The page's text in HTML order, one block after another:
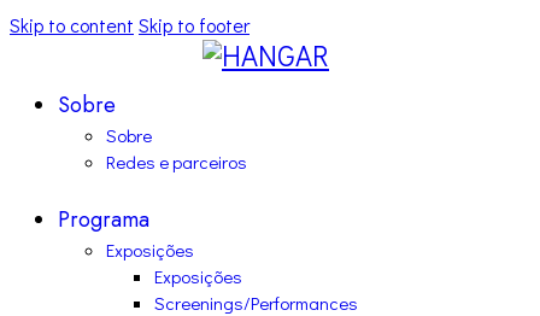
Skip to content Skip to footer
Sobre
Sobre
Redes e parceiros
Programa
Exposições
Exposições
Screenings/Performances